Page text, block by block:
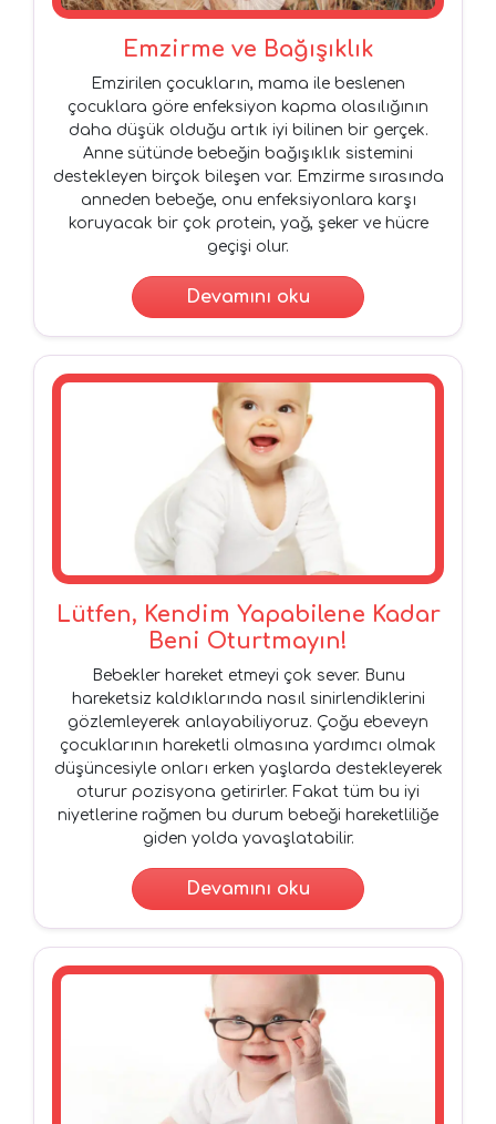
Emzirme ve Bağışıklık
Emzirilen çocukların, mama ile beslenen
çocuklara göre enfeksiyon kapma olasılığının
daha düşük olduğu artık iyi bilinen bir gerçek.
Anne sütünde bebeğin bağışıklık sistemini
destekleyen birçok bileşen var. Emzirme sırasında
anneden bebeğe, onu enfeksiyonlara karşı
koruyacak bir çok protein, yağ, şeker ve hücre
geçişi olur.
Devamını oku
Lütfen, Kendim Yapabilene Kadar
Beni Oturtmayın!
Bebekler hareket etmeyi çok sever. Bunu
hareketsiz kaldıklarında nasıl sinirlendiklerini
gözlemleyerek anlayabiliyoruz. Çoğu ebeveyn
çocuklarının hareketli olmasına yardımcı olmak
düşüncesiyle onları erken yaşlarda destekleyerek
oturur pozisyona getirirler. Fakat tüm bu iyi
niyetlerine rağmen bu durum bebeği hareketliliğe
giden yolda yavaşlatabilir.
Devamını oku